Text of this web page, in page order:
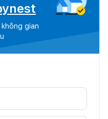
gian